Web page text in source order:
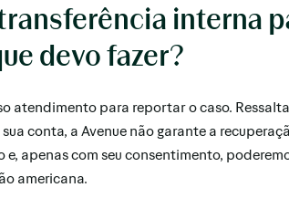
interna
devo fazer?
atendimento para reportar o caso.
conta, a Avenue não garante a
apenas com seu consentimento,
americana.